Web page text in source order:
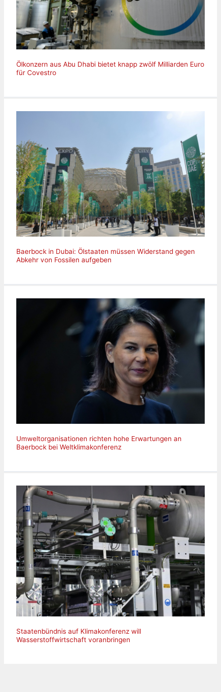
Ölkonzern aus Abu Dhabi bietet knapp zwölf Milliarden Euro
für Covestro
Baerbock in Dubai: Ölstaaten müssen Widerstand gegen
Abkehr von Fossilen aufgeben
Umweltorganisationen richten hohe Erwartungen an
Baerbock bei Weltklimakonferenz
Staatenbündnis auf Klimakonferenz will
Wasserstoffwirtschaft voranbringen